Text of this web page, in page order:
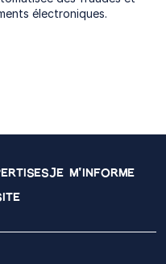
électroniques.
Je m'informe